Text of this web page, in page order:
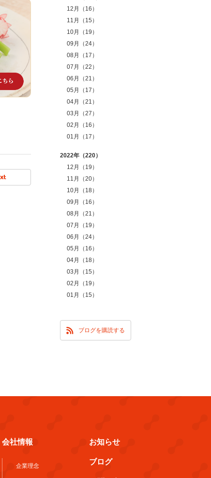
12月（16）
11月（15）
10月（19）
09月（24）
08月（17）
07月（22）
06月（21）
05月（17）
04月（21）
03月（27）
02月（16）
01月（17）
2022年（220）
12月（19）
11月（20）
10月（18）
09月（16）
08月（21）
07月（19）
06月（24）
05月（16）
04月（18）
03月（15）
02月（19）
01月（15）
ブログを購読する
会社情報
企業理念
お知らせ
ブログ